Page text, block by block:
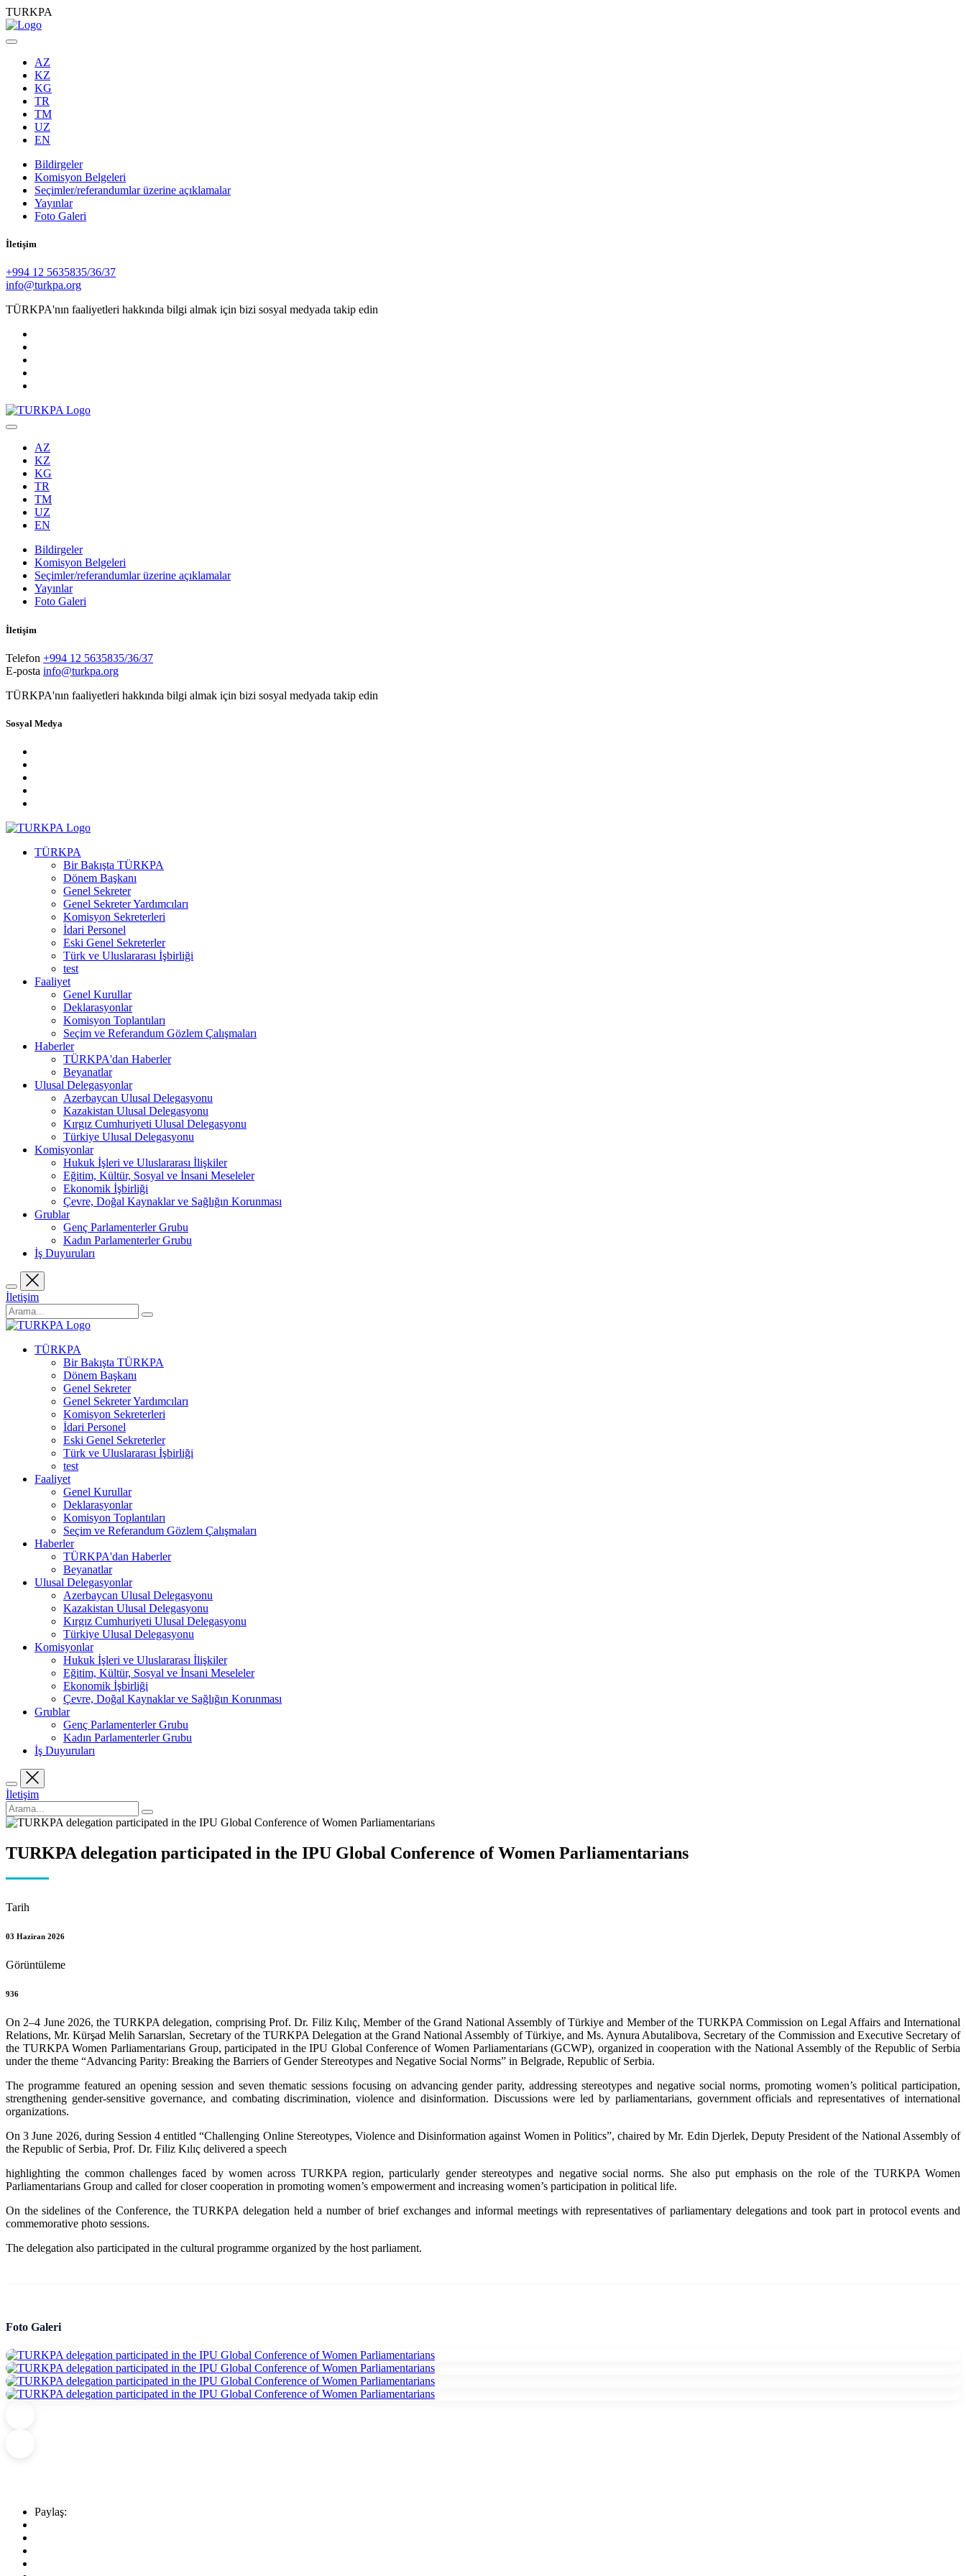
TURKPA
AZ
KZ
KG
TR
TM
UZ
EN
Bildirgeler
Komisyon Belgeleri
Seçimler/referandumlar üzerine açıklamalar
Yayınlar
Foto Galeri
İletişim
+994 12 5635835/36/37
info@turkpa.org
TÜRKPA'nın faaliyetleri hakkında bilgi almak için bizi sosyal medyada takip edin
AZ
KZ
KG
TR
TM
UZ
EN
Bildirgeler
Komisyon Belgeleri
Seçimler/referandumlar üzerine açıklamalar
Yayınlar
Foto Galeri
İletişim
Telefon +994 12 5635835/36/37
E-posta info@turkpa.org
TÜRKPA'nın faaliyetleri hakkında bilgi almak için bizi sosyal medyada takip edin
Sosyal Medya
TÜRKPA
Bir Bakışta TÜRKPA
Dönem Başkanı
Genel Sekreter
Genel Sekreter Yardımcıları
Komisyon Sekreterleri
İdari Personel
Eski Genel Sekreterler
Türk ve Uluslararası İşbirliği
test
Faaliyet
Genel Kurullar
Deklarasyonlar
Komisyon Toplantıları
Seçim ve Referandum Gözlem Çalışmaları
Haberler
TÜRKPA'dan Haberler
Beyanatlar
Ulusal Delegasyonlar
Azerbaycan Ulusal Delegasyonu
Kazakistan Ulusal Delegasyonu
Kırgız Cumhuriyeti Ulusal Delegasyonu
Türkiye Ulusal Delegasyonu
Komisyonlar
Hukuk İşleri ve Uluslararası İlişkiler
Eğitim, Kültür, Sosyal ve İnsani Meseleler
Ekonomik İşbirliği
Çevre, Doğal Kaynaklar ve Sağlığın Korunması
Grublar
Genç Parlamenterler Grubu
Kadın Parlamenterler Grubu
İş Duyuruları
İletişim
TÜRKPA
Bir Bakışta TÜRKPA
Dönem Başkanı
Genel Sekreter
Genel Sekreter Yardımcıları
Komisyon Sekreterleri
İdari Personel
Eski Genel Sekreterler
Türk ve Uluslararası İşbirliği
test
Faaliyet
Genel Kurullar
Deklarasyonlar
Komisyon Toplantıları
Seçim ve Referandum Gözlem Çalışmaları
Haberler
TÜRKPA'dan Haberler
Beyanatlar
Ulusal Delegasyonlar
Azerbaycan Ulusal Delegasyonu
Kazakistan Ulusal Delegasyonu
Kırgız Cumhuriyeti Ulusal Delegasyonu
Türkiye Ulusal Delegasyonu
Komisyonlar
Hukuk İşleri ve Uluslararası İlişkiler
Eğitim, Kültür, Sosyal ve İnsani Meseleler
Ekonomik İşbirliği
Çevre, Doğal Kaynaklar ve Sağlığın Korunması
Grublar
Genç Parlamenterler Grubu
Kadın Parlamenterler Grubu
İş Duyuruları
İletişim
TURKPA delegation participated in the IPU Global Conference of Women Parliamentarians
Tarih
03 Haziran 2026
Görüntüleme
936
On 2–4 June 2026, the TURKPA delegation, comprising Prof. Dr. Filiz Kılıç, Member of the Grand National Assembly of Türkiye and Member of the TURKPA Commission on Legal Affairs and International
Relations, Mr. Kürşad Melih Sarıarslan, Secretary of the TURKPA Delegation at the Grand National Assembly of Türkiye, and Ms. Aynura Abutalibova, Secretary of the Commission and Executive Secretary of
the TURKPA Women Parliamentarians Group, participated in the IPU Global Conference of Women Parliamentarians (GCWP), organized in cooperation with the National Assembly of the Republic of Serbia
under the theme “Advancing Parity: Breaking the Barriers of Gender Stereotypes and Negative Social Norms” in Belgrade, Republic of Serbia.
The programme featured an opening session and seven thematic sessions focusing on advancing gender parity, addressing stereotypes and negative social norms, promoting women’s political participation,
strengthening gender-sensitive governance, and combating discrimination, violence and disinformation. Discussions were led by parliamentarians, government officials and representatives of international
organizations.
On 3 June 2026, during Session 4 entitled “Challenging Online Stereotypes, Violence and Disinformation against Women in Politics”, chaired by Mr. Edin Djerlek, Deputy President of the National Assembly of
the Republic of Serbia, Prof. Dr. Filiz Kılıç delivered a speech
highlighting the common challenges faced by women across TURKPA region, particularly gender stereotypes and negative social norms. She also put emphasis on the role of the TURKPA Women
Parliamentarians Group and called for closer cooperation in promoting women’s empowerment and increasing women’s participation in political life.
On the sidelines of the Conference, the TURKPA delegation held a number of brief exchanges and informal meetings with representatives of parliamentary delegations and took part in protocol events and
commemorative photo sessions.
The delegation also participated in the cultural programme organized by the host parliament.
Foto Galeri
Paylaş: